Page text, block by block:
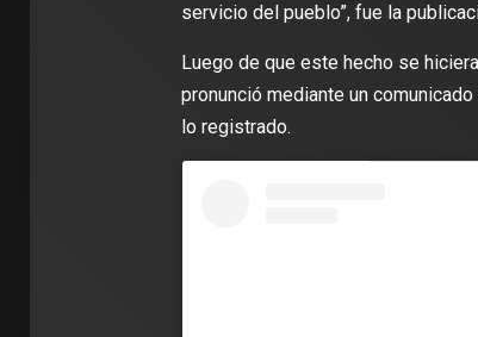
servicio del pueblo”, fue la
Luego de que este hecho se
pronunció mediante un
lo registrado.